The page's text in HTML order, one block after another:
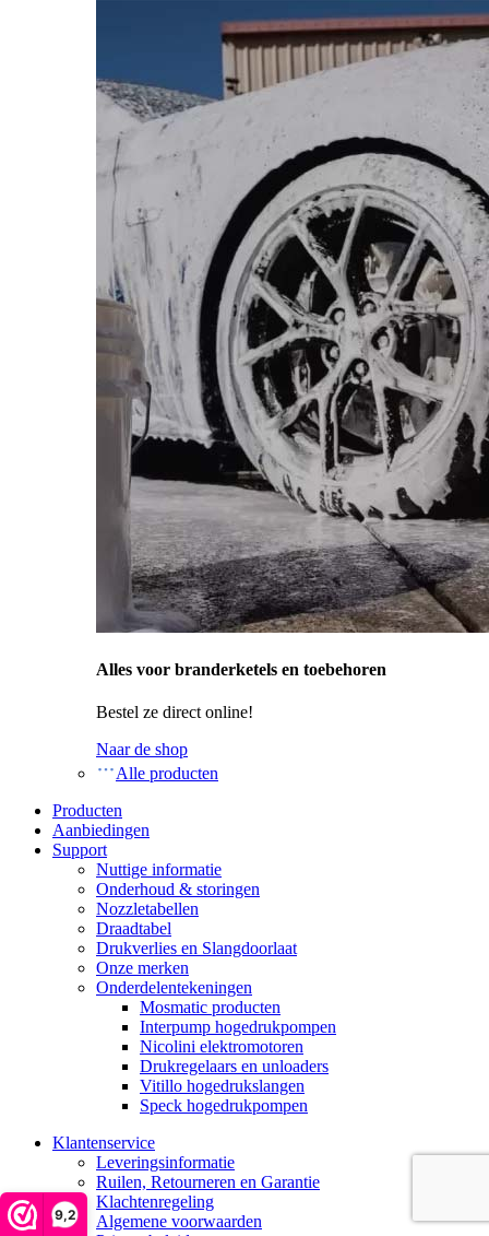
9,2
Alles voor branderketels en toebehoren
Bestel ze direct online!
Naar de shop
Alle producten
Producten
Aanbiedingen
Support
Nuttige informatie
Onderhoud & storingen
Nozzletabellen
Draadtabel
Drukverlies en Slangdoorlaat
Onze merken
Onderdelentekeningen
Mosmatic producten
Interpump hogedrukpompen
Nicolini elektromotoren
Drukregelaars en unloaders
Vitillo hogedrukslangen
Speck hogedrukpompen
Klantenservice
Leveringsinformatie
Ruilen, Retourneren en Garantie
Klachtenregeling
Algemene voorwaarden